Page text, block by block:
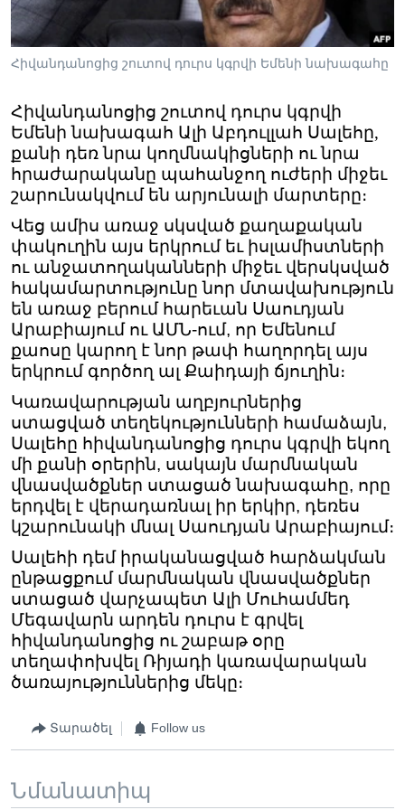
Լեզուներ
Հիվանդանոցից շուտով դուրս կգրվի Եմենի նախագահը
Հիվանդանոցից շուտով դուրս կգրվի
Եմենի նախագահ Ալի Աբդուլլահ Սալեհը,
քանի դեռ նրա կողմնակիցների ու նրա
հրաժարականը պահանջող ուժերի միջեւ
շարունակվում են արյունալի մարտերը։
Վեց ամիս առաջ սկսված քաղաքական
փակուղին այս երկրում եւ իսլամիստների
ու անջատողականների միջեւ վերսկսված
հակամարտությունը նոր մտավախություն
են առաջ բերում հարեւան Սաուդյան
Արաբիայում ու ԱՄՆ-ում, որ Եմենում
քաոսը կարող է նոր թափ հաղորդել այս
երկրում գործող ալ Քաիդայի ճյուղին։
Կառավարության աղբյուրներից
ստացված տեղեկությունների համաձայն,
Սալեհը հիվանդանոցից դուրս կգրվի եկող
մի քանի օրերին, սակայն մարմնական
վնասվածքներ ստացած նախագահը, որը
երդվել է վերադառնալ իր երկիր, դեռես
կշարունակի մնալ Սաուդյան Արաբիայում։
Սալեհի դեմ իրականացված հարձակման
ընթացքում մարմնական վնասվածքներ
ստացած վարչապետ Ալի Մուհամմեդ
Մեգավարն արդեն դուրս է գրվել
հիվանդանոցից ու շաբաթ օրը
տեղափոխվել Ռիյադի կառավարական
ծառայություններից մեկը։
Տարածել Follow us
Նմանատիպ